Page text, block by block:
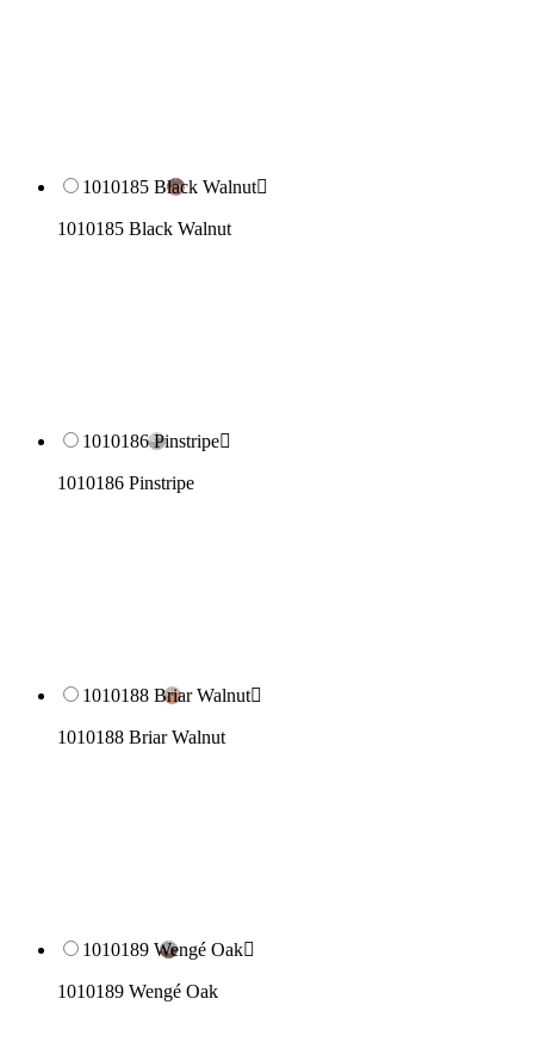
1010185 Black Walnut
1010185 Black Walnut
1010186 Pinstripe
1010186 Pinstripe
1010188 Briar Walnut
1010188 Briar Walnut
1010189 Wengé Oak
1010189 Wengé Oak